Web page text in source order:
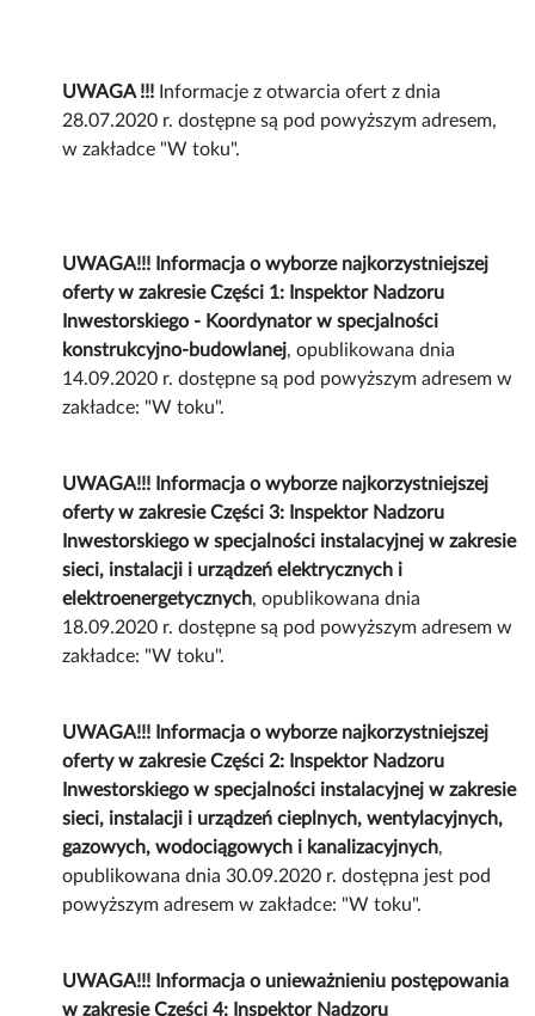
UWAGA !!! Informacje z otwarcia ofert z dnia
28.07.2020 r. dostępne są pod powyższym adresem,
w zakładce "W toku".
UWAGA!!! Informacja o wyborze najkorzystniejszej
oferty w zakresie Części 1: Inspektor Nadzoru
Inwestorskiego - Koordynator w specjalności
konstrukcyjno-budowlanej, opublikowana dnia
14.09.2020 r. dostępne są pod powyższym adresem w
zakładce: "W toku".
UWAGA!!! Informacja o wyborze najkorzystniejszej
oferty w zakresie Części 3: Inspektor Nadzoru
Inwestorskiego w specjalności instalacyjnej w zakresie
sieci, instalacji i urządzeń elektrycznych i
elektroenergetycznych, opublikowana dnia
18.09.2020 r. dostępne są pod powyższym adresem w
zakładce: "W toku".
UWAGA!!! Informacja o wyborze najkorzystniejszej
oferty w zakresie Części 2: Inspektor Nadzoru
Inwestorskiego w specjalności instalacyjnej w zakresie
sieci, instalacji i urządzeń cieplnych, wentylacyjnych,
gazowych, wodociągowych i kanalizacyjnych,
opublikowana dnia 30.09.2020 r. dostępna jest pod
powyższym adresem w zakładce: "W toku".
UWAGA!!! Informacja o unieważnieniu postępowania
w zakresie Części 4: Inspektor Nadzoru